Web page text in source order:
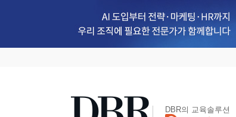
DBR의 교육솔루션